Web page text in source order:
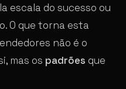
escala do sucesso ou
O que torna esta
não é o
mas os padrões que